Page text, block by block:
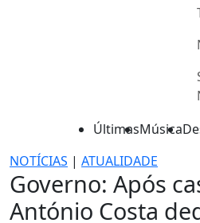
ÚltimasMúsica
NOTÍCIAS | ATUALIDADE
Governo: Após
António Costa